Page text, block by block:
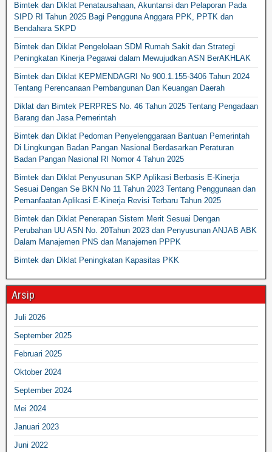
Bimtek dan Diklat Penatausahaan, Akuntansi dan Pelaporan Pada
SIPD RI Tahun 2025 Bagi Pengguna Anggara PPK, PPTK dan
Bendahara SKPD
Bimtek dan Diklat Pengelolaan SDM Rumah Sakit dan Strategi
Peningkatan Kinerja Pegawai dalam Mewujudkan ASN BerAKHLAK
Bimtek dan Diklat KEPMENDAGRI No 900.1.155-3406 Tahun 2024
Tentang Perencanaan Pembangunan Dan Keuangan Daerah
Diklat dan Bimtek PERPRES No. 46 Tahun 2025 Tentang Pengadaan
Barang dan Jasa Pemerintah
Bimtek dan Diklat Pedoman Penyelenggaraan Bantuan Pemerintah
Di Lingkungan Badan Pangan Nasional Berdasarkan Peraturan
Badan Pangan Nasional RI Nomor 4 Tahun 2025
Bimtek dan Diklat Penyusunan SKP Aplikasi Berbasis E-Kinerja
Sesuai Dengan Se BKN No 11 Tahun 2023 Tentang Penggunaan dan
Pemanfaatan Aplikasi E-Kinerja Revisi Terbaru Tahun 2025
Bimtek dan Diklat Penerapan Sistem Merit Sesuai Dengan
Perubahan UU ASN No. 20Tahun 2023 dan Penyusunan ANJAB ABK
Dalam Manajemen PNS dan Manajemen PPPK
Bimtek dan Diklat Peningkatan Kapasitas PKK
Arsip
Juli 2026
September 2025
Februari 2025
Oktober 2024
September 2024
Mei 2024
Januari 2023
Juni 2022